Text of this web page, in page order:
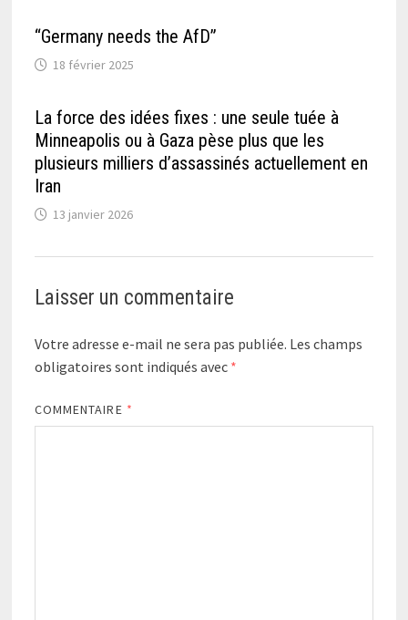
“Germany needs the AfD”
18 février 2025
La force des idées fixes : une seule tuée à
Minneapolis ou à Gaza pèse plus que les
plusieurs milliers d’assassinés actuellement en
Iran
13 janvier 2026
Laisser un commentaire
Votre adresse e-mail ne sera pas publiée. Les champs
obligatoires sont indiqués avec *
COMMENTAIRE *